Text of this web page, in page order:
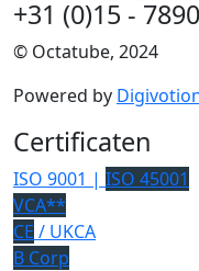
+31 (0)15 -
© Octatube, 2024
Powered by
Certificaten
ISO 9001 | ISO 45001
VCA**
CE / UKCA
B Corp